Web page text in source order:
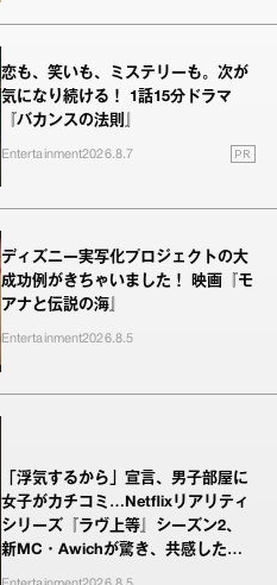
恋も、笑いも、ミステリーも。次が
気になり続ける！ 1話15分ドラマ
『バカンスの法則』
Entertainment2026.8.7 PR
ディズニー実写化プロジェクトの大
成功例がきちゃいました！ 映画『モ
アナと伝説の海』
Entertainment2026.8.5
「浮気するから」宣言、男子部屋に
女子がカチコミ…Netflixリアリティ
シリーズ『ラヴ上等』シーズン2、
新MC・Awichが驚き、共感したヤ